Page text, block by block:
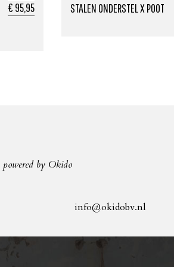
€ 95,95 STALEN ONDERSTEL X POOT
powered by Okido
info@okidobv.nl